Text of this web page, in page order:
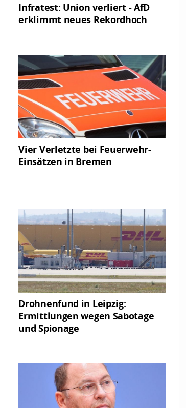
Infratest: Union verliert - AfD
erklimmt neues Rekordhoch
Vier Verletzte bei Feuerwehr-
Einsätzen in Bremen
Drohnenfund in Leipzig:
Ermittlungen wegen Sabotage
und Spionage